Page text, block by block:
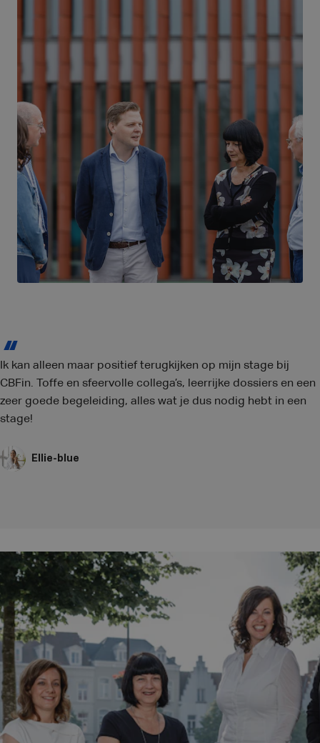
Ik kan alleen maar positief terugkijken op mijn stage bij
CBFin. Toffe en sfeervolle collega’s, leerrijke dossiers en een
zeer goede begeleiding, alles wat je dus nodig hebt in een
stage!
Ellie-blue